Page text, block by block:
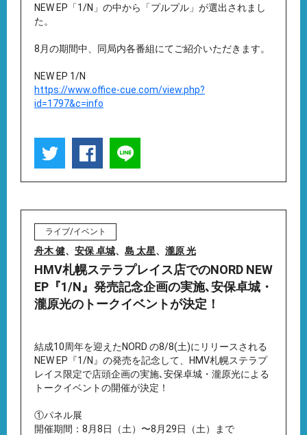
NEW EP「1/N」の中から「プルプル」が選出されまし
た。
8月の期間中、同局内各番組にてご紹介いただきます。
NEW EP 1/N
https://www.office-cue.com/view.php?
id=1797&c=info
ライブ/イベント
舟木 健、 安保 卓城、 島 太星、 瀧原 光
HMV札幌ステラプレイス店でのNORD NEW
EP『1/N』発売記念企画の実施､安保卓城・
瀧原光のトークイベントが決定！
結成10周年を迎えたNORD の8/8(土)にリリースされる
NEW EP『1/N』の発売を記念して、HMV札幌ステラプ
レイス限定で店頭企画の実施､安保卓城・瀧原光による
トークイベントの開催が決定！
①パネル展
開催期間：8月8日（土）〜8月29日（土）まで